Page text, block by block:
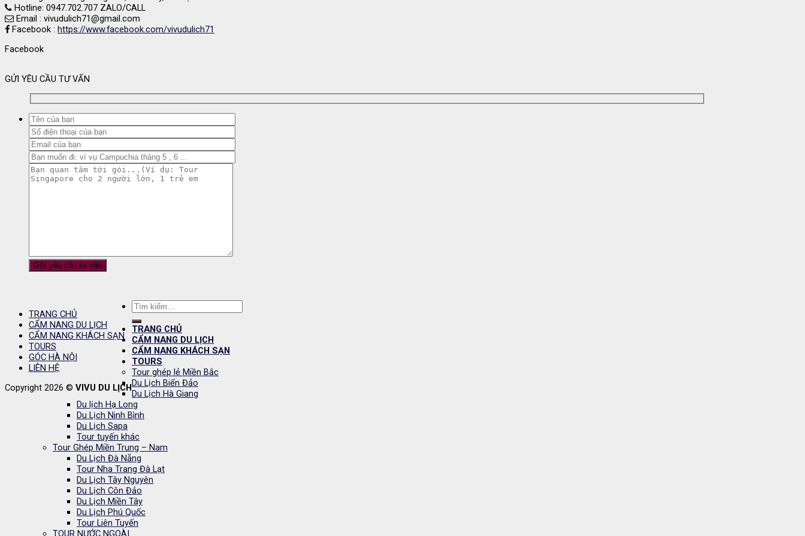
Hotline: 0947.702.707 ZALO/CALL
Email : vivudulich71@gmail.com
Facebook : https://www.facebook.com/vivudulich71
Facebook
GỬI YÊU CẦU TƯ VẤN
TRANG CHỦ
CẨM NANG DU LỊCH
CẨM NANG KHÁCH SẠN
TOURS
GÓC HÀ NỘI
LIÊN HỆ
Copyright 2026 © VIVU DU LỊCH
Tìm
kiếm:
TRANG CHỦ
CẨM NANG DU LỊCH
CẨM NANG KHÁCH SẠN
TOURS
Tour ghép lẻ Miền Bắc
Du Lịch Biển Đảo
Du Lịch Hà Giang
Du lịch Hạ Long
Du Lịch Ninh Bình
Du Lịch Sapa
Tour tuyến khác
Tour Ghép Miền Trung – Nam
Du Lịch Đà Nẵng
Tour Nha Trang Đà Lạt
Du Lịch Tây Nguyên
Du Lịch Côn Đảo
Du Lịch Miền Tây
Du Lịch Phú Quốc
Tour Liên Tuyến
TOUR NƯỚC NGOÀI